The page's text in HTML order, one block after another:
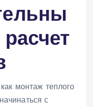
монтаж теплого
с